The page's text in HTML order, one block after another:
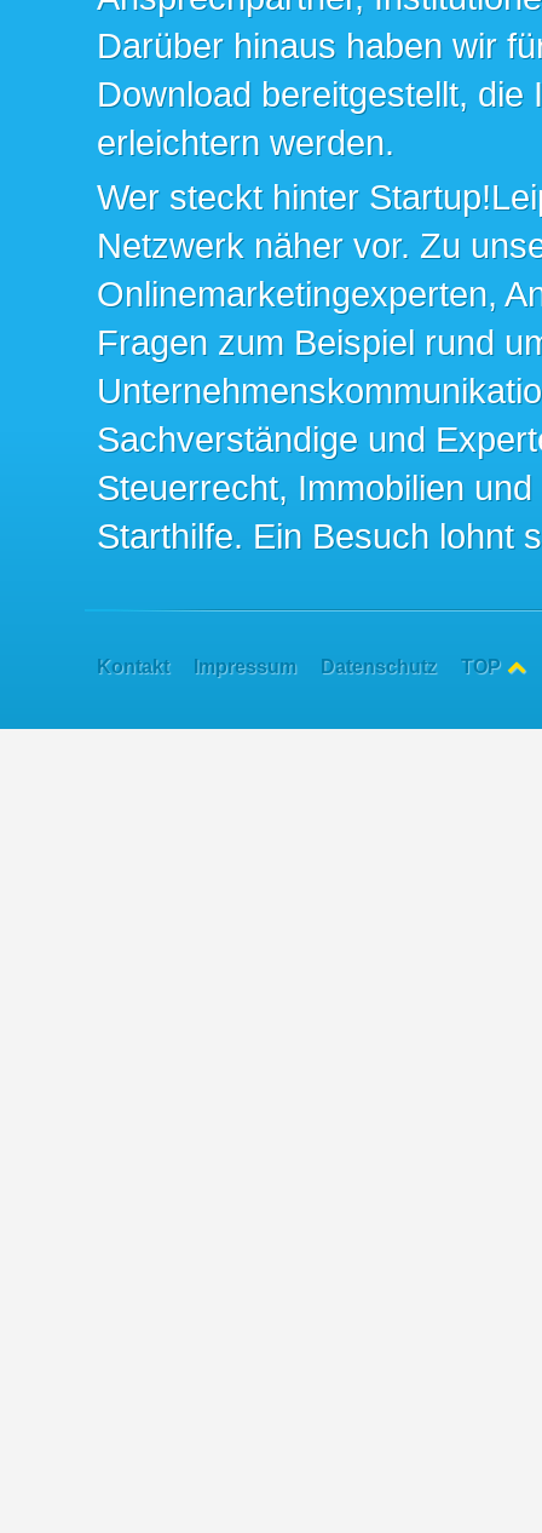
Darüber hinaus haben wir
Download bereitgestellt,
erleichtern werden.
Wer steckt hinter
Netzwerk näher vor. Zu
Onlinemarketingexperten,
Fragen zum Beispiel rund
Sachverständige und
Steuerrecht, Immobilien
Starthilfe. Ein Besuch lohnt
Kontakt Impressum Datenschutz TOP